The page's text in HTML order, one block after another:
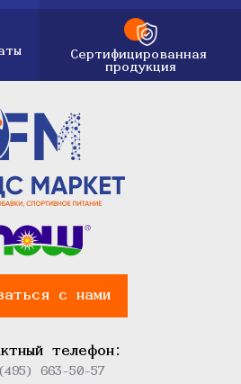
Сертифицированная
продукция
с нами
телефон:
663-50-57